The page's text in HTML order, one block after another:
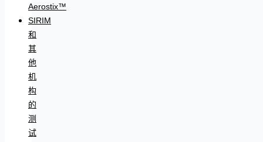
Aerostix™
SIRIM
和
其
他
机
构
的
测
试